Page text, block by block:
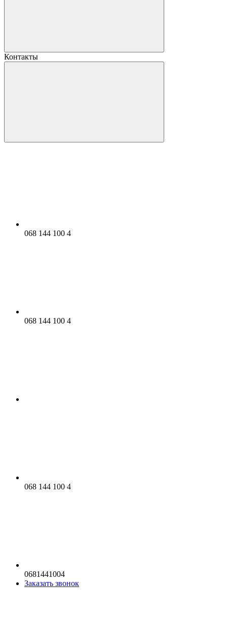
Контакты
068 144 100 4
068 144 100 4
068 144 100 4
0681441004
Заказать звонок